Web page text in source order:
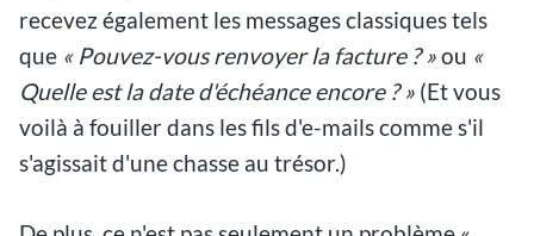
recevez également les messages classiques tels
que « Pouvez-vous renvoyer la facture ? »ou «
Quelle est la date d'échéance encore ? » (Et vous
voilà à fouiller dans les fils d'e-mails comme s'il
s'agissait d'une chasse au trésor.)